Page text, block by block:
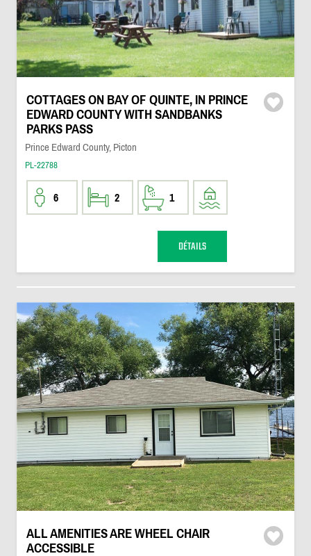
COTTAGES ON BAY OF QUINTE, IN PRINCE
EDWARD COUNTY WITH SANDBANKS
PARKS PASS
Prince Edward County, Picton
PL-22788
6 2 1
DÉTAILS
ALL AMENITIES ARE WHEEL CHAIR
ACCESSIBLE